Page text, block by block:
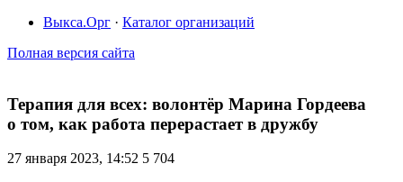
Выкса.Орг · Каталог организаций
Полная версия сайта
Терапия для всех: волонтёр Марина Гордеева
о том, как работа перерастает в дружбу
27 января 2023, 14:52 5 704